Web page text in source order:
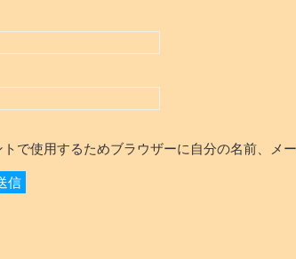
で使用するためブラウザーに自分の名前、メ